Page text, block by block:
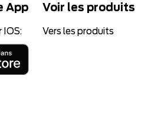
App
IOS:
Voir les produits
Vers les produits